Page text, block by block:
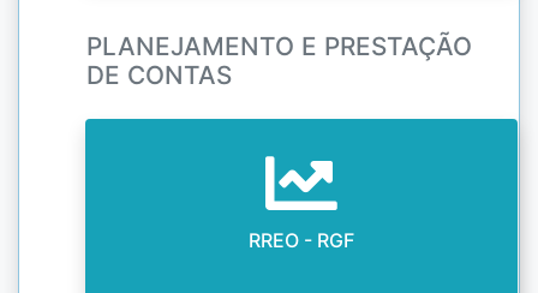
PLANEJAMENTO E PRESTAÇÃO
DE CONTAS
RREO - RGF